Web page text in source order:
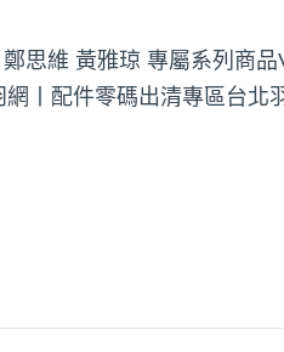
思維 黃雅琼 專屬系列商品
網丨配件零碼出清專區台北